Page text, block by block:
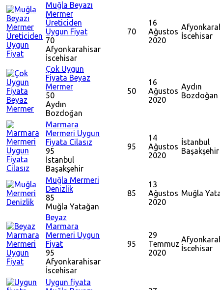
Muğla Beyazı
Mermer
Üreticiden
Uygun Fiyat
70
Afyonkarahisar
İscehisar
70
16
Ağustos
2020
İscehisar
Çok Uygun
Fiyata Beyaz
Mermer
50
Aydın
Bozdoğan
50
16
Ağustos
2020
Aydın
Bozdoğan
Marmara
Mermeri Uygun
Fiyata Cilasız
95
İstanbul
Başakşehir
95
14
Ağustos
2020
İstanbul
Başakşehir
Muğla Mermeri
Denizlik
85
Muğla Yatağan
85
13
Ağustos
2020
Muğla
Beyaz
Marmara
Mermeri Uygun
Fiyat
95
Afyonkarahisar
İscehisar
95
29
Temmuz
2020
İscehisar
Uygun fiyata